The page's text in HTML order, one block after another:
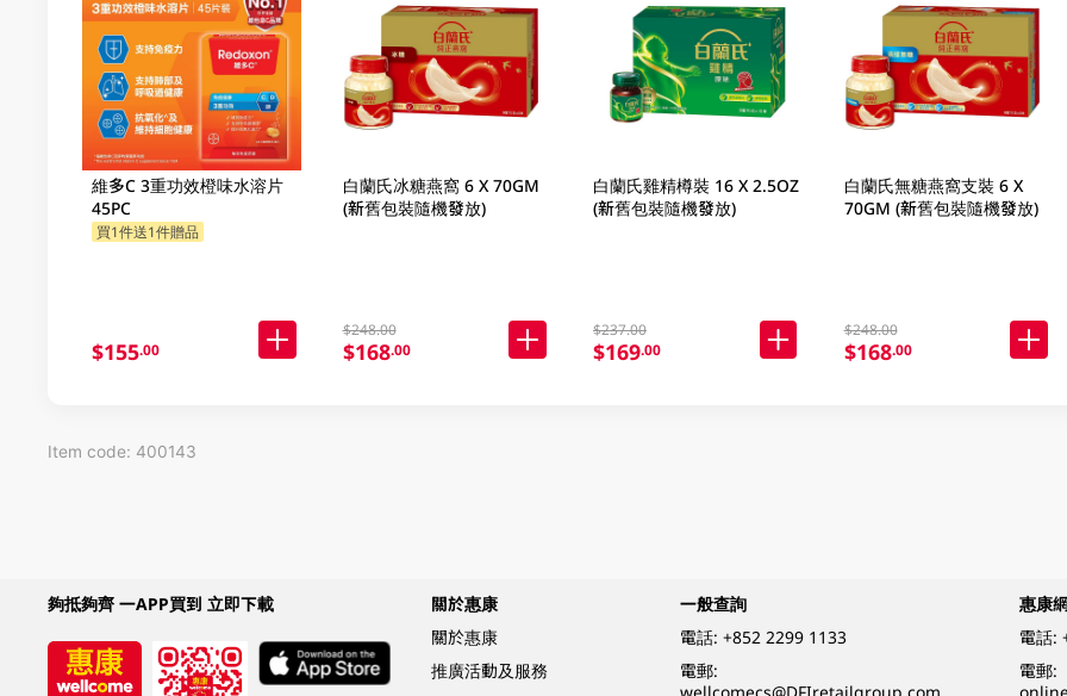
維多C 3重功效橙味水溶片
45PC
買1件送1件贈品
$155.00
白蘭氏冰糖燕窩 6 X 70GM
(新舊包裝隨機發放)
$248.00
$168.00
白蘭氏雞精樽裝 16 X 2.5OZ
(新舊包裝隨機發放)
$237.00
$169.00
白蘭氏無糖燕窩支裝 6 X
70GM (新舊包裝隨機發放)
$248.00
$168.00
Item code: 400143
夠抵夠齊 一APP買到 立即下載
關於惠康
關於惠康
推廣活動及服務
一般查詢
電話: +852 2299 1133
電郵:
惠康
電話:
電郵: